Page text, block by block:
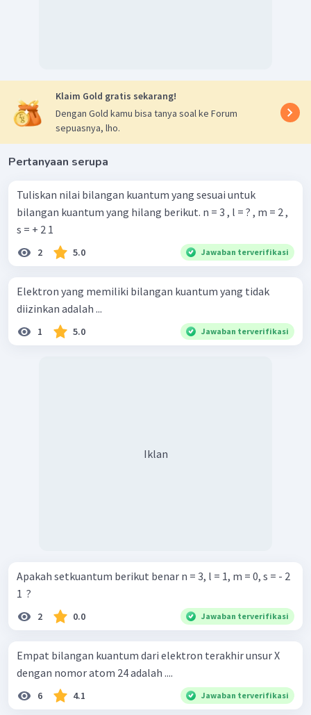
Klaim Gold gratis sekarang!
Dengan Gold kamu bisa tanya soal ke Forum
sepuasnya, lho.
Pertanyaan serupa
Tuliskan nilai bilangan kuantum yang sesuai untuk
bilangan kuantum yang hilang berikut. n = 3 , l = ? , m = 2 ,
s = + 2 1 ​
2 5.0 Jawaban terverifikasi
Elektron yang memiliki bilangan kuantum yang tidak
diizinkan adalah ...
1 5.0 Jawaban terverifikasi
Iklan
Apakah setkuantum berikut benar n = 3, l = 1, m = 0, s = - 2
1 ​ ?
2 0.0 Jawaban terverifikasi
Empat bilangan kuantum dari elektron terakhir unsur X
dengan nomor atom 24 adalah ....
6 4.1 Jawaban terverifikasi